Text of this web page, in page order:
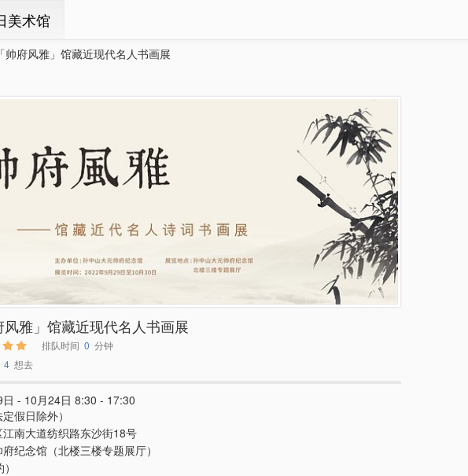
美术馆
「帅府风雅」馆藏近现代名人书画展
风雅」馆藏近现代名人书画展
排队时间 0 分钟
4 想去
- 10月24日 8:30 - 17:30
假日除外）
江南大道纺织路东沙街18号
纪念馆（北楼三楼专题展厅）